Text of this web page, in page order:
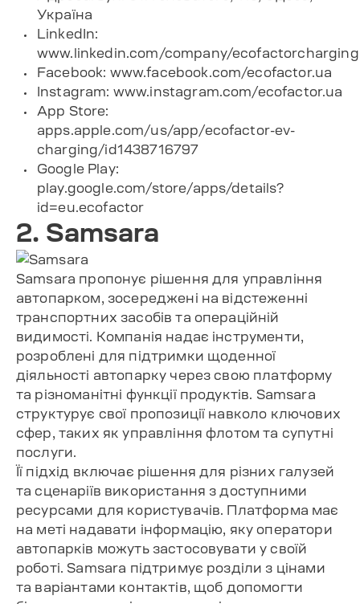
Україна
LinkedIn:
www.linkedin.com/company/ecofactorcharging
Facebook: www.facebook.com/ecofactor.ua
Instagram: www.instagram.com/ecofactor.ua
App Store:
apps.apple.com/us/app/ecofactor-ev-
charging/id1438716797
Google Play:
play.google.com/store/apps/details?
id=eu.ecofactor
2. Samsara
Samsara пропонує рішення для управління
автопарком, зосереджені на відстеженні
транспортних засобів та операційній
видимості. Компанія надає інструменти,
розроблені для підтримки щоденної
діяльності автопарку через свою платформу
та різноманітні функції продуктів. Samsara
структурує свої пропозиції навколо ключових
сфер, таких як управління флотом та супутні
послуги.
Її підхід включає рішення для різних галузей
та сценаріїв використання з доступними
ресурсами для користувачів. Платформа має
на меті надавати інформацію, яку оператори
автопарків можуть застосовувати у своїй
роботі. Samsara підтримує розділи з цінами
та варіантами контактів, щоб допомогти